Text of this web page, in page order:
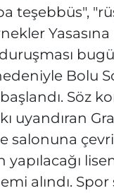
teşebbüs",
nedeniyle Bolu
Söz
uyandıran
salonuna
alındı.